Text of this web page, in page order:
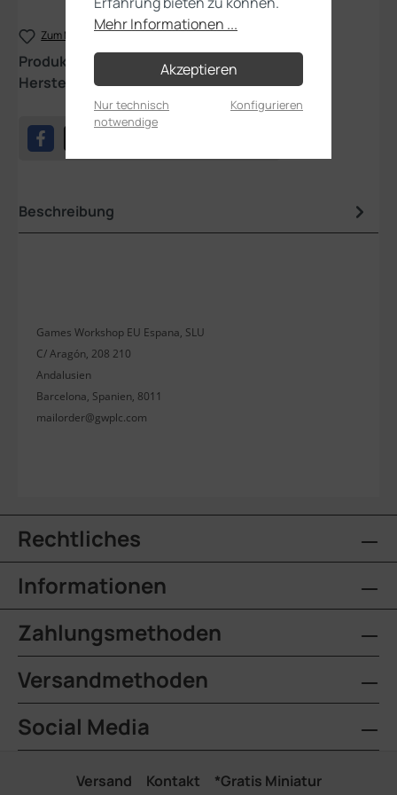
Zum Merkzettel hinzufügen
Produktnummer:
23-09
Hersteller:
Games Workshop
Beschreibung
Games Workshop EU Espana, SLU
C/ Aragón, 208 210
Andalusien
Barcelona, Spanien, 8011
mailorder@gwplc.com
Rechtliches
Informationen
Zahlungsmethoden
Versandmethoden
Social Media
Versand Kontakt *Gratis Miniatur
Mehr Informationen ...
Akzeptieren
Nur technisch
notwendige
Konfigurieren